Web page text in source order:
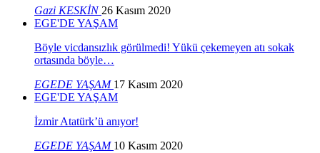
Gazi KESKİN 26 Kasım 2020
EGE'DE YAŞAM
Böyle vicdansızlık görülmedi! Yükü çekemeyen atı sokak
ortasında böyle…
EGEDE YAŞAM 17 Kasım 2020
EGE'DE YAŞAM
İzmir Atatürk’ü anıyor!
EGEDE YAŞAM 10 Kasım 2020